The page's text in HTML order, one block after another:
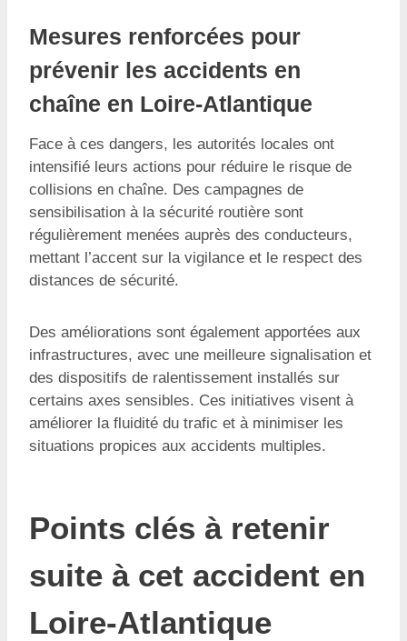
Mesures renforcées pour
prévenir les accidents en
chaîne en Loire-Atlantique
Face à ces dangers, les autorités locales ont
intensifié leurs actions pour réduire le risque de
collisions en chaîne. Des campagnes de
sensibilisation à la sécurité routière sont
régulièrement menées auprès des conducteurs,
mettant l’accent sur la vigilance et le respect des
distances de sécurité.
Des améliorations sont également apportées aux
infrastructures, avec une meilleure signalisation et
des dispositifs de ralentissement installés sur
certains axes sensibles. Ces initiatives visent à
améliorer la fluidité du trafic et à minimiser les
situations propices aux accidents multiples.
Points clés à retenir
suite à cet accident en
Loire-Atlantique